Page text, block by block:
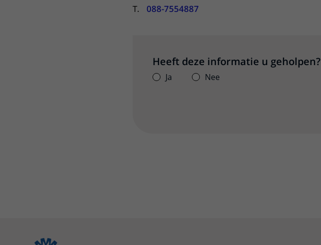
T. 088-7554887
Heeft deze informatie u geholpen?
Ja Nee